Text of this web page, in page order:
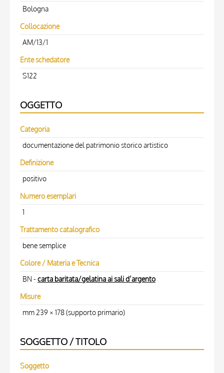
Bologna
Collocazione
AM/13/1
Ente schedatore
S122
OGGETTO
Categoria
documentazione del patrimonio storico artistico
Definizione
positivo
Numero esemplari
1
Trattamento catalografico
bene semplice
Colore / Materia e Tecnica
BN - carta baritata/gelatina ai sali d’argento
Misure
mm 239 × 178 (supporto primario)
SOGGETTO / TITOLO
Soggetto